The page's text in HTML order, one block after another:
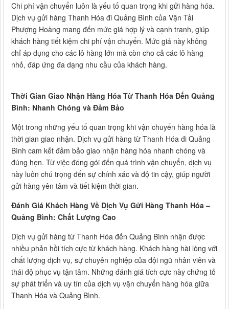
Chi phí vận chuyển luôn là yếu tố quan trọng khi gửi hàng hóa.
Dịch vụ gửi hàng Thanh Hóa đi Quảng Bình của Vận Tải
Phượng Hoàng mang đến mức giá hợp lý và cạnh tranh, giúp
khách hàng tiết kiệm chi phí vận chuyển. Mức giá này không
chỉ áp dụng cho các lô hàng lớn mà còn cho cả các lô hàng
nhỏ, đáp ứng đa dạng nhu cầu của khách hàng.
Thời Gian Giao Nhận Hàng Hóa Từ Thanh Hóa Đến Quảng
Bình: Nhanh Chóng và Đảm Bảo
Một trong những yếu tố quan trọng khi vận chuyển hàng hóa là
thời gian giao nhận. Dịch vụ gửi hàng từ Thanh Hóa đi Quảng
Bình cam kết đảm bảo giao nhận hàng hóa nhanh chóng và
đúng hẹn. Từ việc đóng gói đến quá trình vận chuyển, dịch vụ
này luôn chú trọng đến sự chính xác và độ tin cậy, giúp người
gửi hàng yên tâm và tiết kiệm thời gian.
Đánh Giá Khách Hàng Về Dịch Vụ Gửi Hàng Thanh Hóa –
Quảng Bình: Chất Lượng Cao
Dịch vụ gửi hàng từ Thanh Hóa đến Quảng Bình nhận được
nhiều phản hồi tích cực từ khách hàng. Khách hàng hài lòng với
chất lượng dịch vụ, sự chuyên nghiệp của đội ngũ nhân viên và
thái độ phục vụ tận tâm. Những đánh giá tích cực này chứng tỏ
sự phát triển và uy tín của dịch vụ vận chuyển hàng hóa giữa
Thanh Hóa và Quảng Bình.